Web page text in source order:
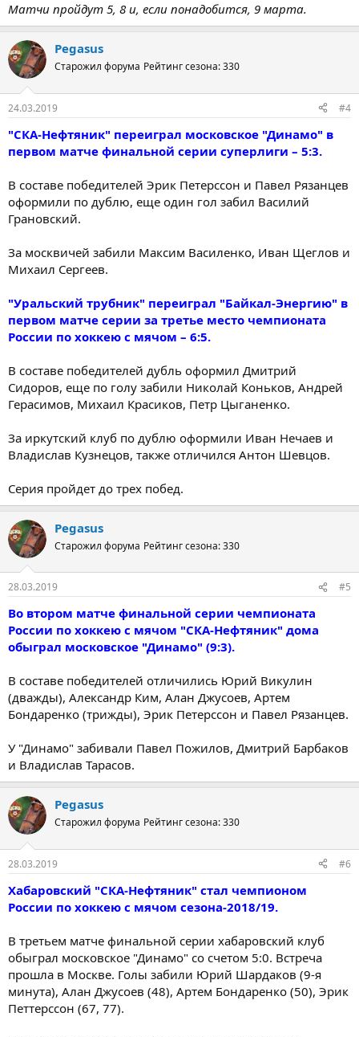
Матчи пройдут 5, 8 и, если понадобится, 9 марта.
Pegasus
Старожил форума Рейтинг сезона: 330
24.03.2019 #4
"СКА-Нефтяник" переиграл московское "Динамо" в
первом матче финальной серии суперлиги – 5:3.
В составе победителей Эрик Петерссон и Павел Рязанцев
оформили по дублю, еще один гол забил Василий
Грановский.
За москвичей забили Максим Василенко, Иван Щеглов и
Михаил Сергеев.
"Уральский трубник" переиграл "Байкал-Энергию" в
первом матче серии за третье место чемпионата
России по хоккею с мячом – 6:5.
В составе победителей дубль оформил Дмитрий
Сидоров, еще по голу забили Николай Коньков, Андрей
Герасимов, Михаил Красиков, Петр Цыганенко.
За иркутский клуб по дублю оформили Иван Нечаев и
Владислав Кузнецов, также отличился Антон Шевцов.
Серия пройдет до трех побед.
Pegasus
Старожил форума Рейтинг сезона: 330
28.03.2019 #5
Во втором матче финальной серии чемпионата
России по хоккею с мячом "СКА-Нефтяник" дома
обыграл московское "Динамо" (9:3).
В составе победителей отличились Юрий Викулин
(дважды), Александр Ким, Алан Джусоев, Артем
Бондаренко (трижды), Эрик Петерссон и Павел Рязанцев.
У "Динамо" забивали Павел Пожилов, Дмитрий Барбаков
и Владислав Тарасов.
Pegasus
Старожил форума Рейтинг сезона: 330
28.03.2019 #6
Хабаровский "СКА-Нефтяник" стал чемпионом
России по хоккею с мячом сезона-2018/19.
В третьем матче финальной серии хабаровский клуб
обыграл московское "Динамо" со счетом 5:0. Встреча
прошла в Москве. Голы забили Юрий Шардаков (9-я
минута), Алан Джусоев (48), Артем Бондаренко (50), Эрик
Петтерссон (67, 77).